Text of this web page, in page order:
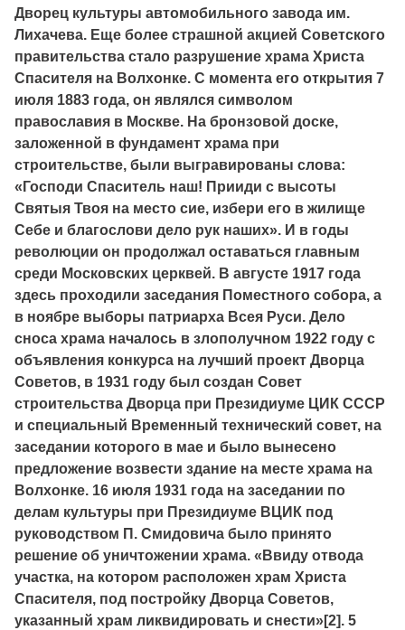
Дворец культуры автомобильного завода им.
Лихачева. Еще более страшной акцией Советского
правительства стало разрушение храма Христа
Спасителя на Волхонке. С момента его открытия 7
июля 1883 года, он являлся символом
православия в Москве. На бронзовой доске,
заложенной в фундамент храма при
строительстве, были выгравированы слова:
«Господи Спаситель наш! Прииди с высоты
Святыя Твоя на место сие, избери его в жилище
Себе и благослови дело рук наших». И в годы
революции он продолжал оставаться главным
среди Московских церквей. В августе 1917 года
здесь проходили заседания Поместного собора, а
в ноябре выборы патриарха Всея Руси. Дело
сноса храма началось в злополучном 1922 году с
объявления конкурса на лучший проект Дворца
Советов, в 1931 году был создан Совет
строительства Дворца при Президиуме ЦИК СССР
и специальный Временный технический совет, на
заседании которого в мае и было вынесено
предложение возвести здание на месте храма на
Волхонке. 16 июля 1931 года на заседании по
делам культуры при Президиуме ВЦИК под
руководством П. Смидовича было принято
решение об уничтожении храма. «Ввиду отвода
участка, на котором расположен храм Христа
Спасителя, под постройку Дворца Советов,
указанный храм ликвидировать и снести»[2]. 5